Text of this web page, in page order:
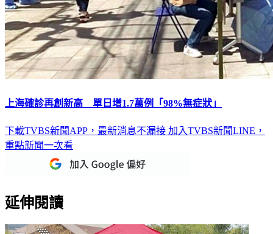
上海確診再創新高 單日增1.7萬例「98%無症狀」
下載TVBS新聞APP，最新消息不漏接 加入TVBS新聞LINE，
重點新聞一次看
延伸閱讀